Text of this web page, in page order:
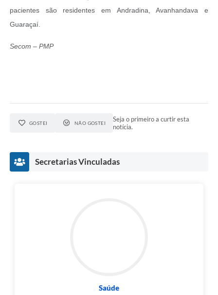
pacientes são residentes em Andradina, Avanhandava e
Guaraçaí.
Secom – PMP
GOSTEI NÃO GOSTEI
Seja o primeiro a curtir esta
notícia.
Secretarias Vinculadas
Saúde